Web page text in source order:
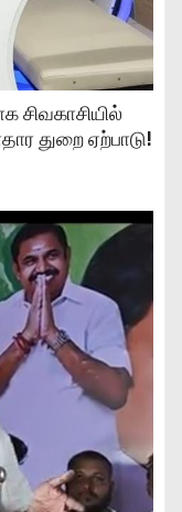
துறை ஏற்பாடு!